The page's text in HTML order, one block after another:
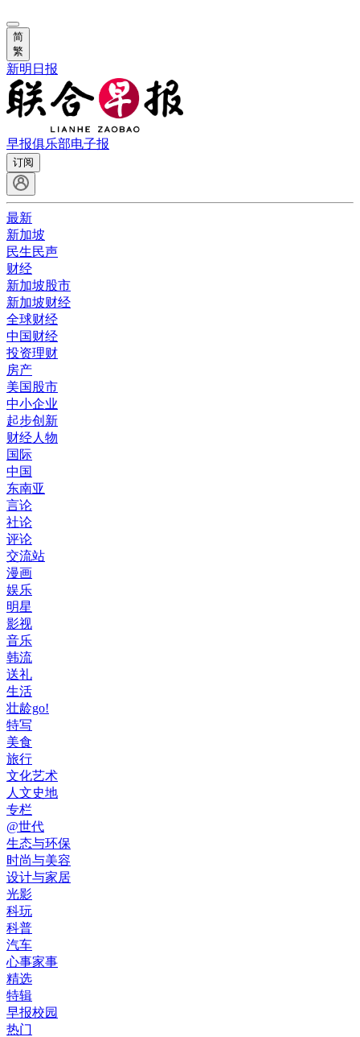
简
繁
新明日报
早报俱乐部电子报
订阅
最新
新加坡
民生民声
财经
新加坡股市
新加坡财经
全球财经
中国财经
投资理财
房产
美国股市
中小企业
起步创新
财经人物
国际
中国
东南亚
言论
社论
评论
交流站
漫画
娱乐
明星
影视
音乐
韩流
送礼
生活
壮龄go!
特写
美食
旅行
文化艺术
人文史地
专栏
@世代
生态与环保
时尚与美容
设计与家居
光影
科玩
科普
汽车
心事家事
精选
特辑
早报校园
热门